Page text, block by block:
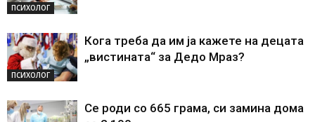
ПСИХОЛОГ
ПСИХОЛОГ
Кога треба да им ја кажете на децата
„вистината“ за Дедо Мраз?
Се роди со 665 грама, си замина дома